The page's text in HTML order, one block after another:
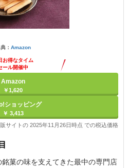
： Amazon
お得なタイム
ール開催中
Amazon
￥1,620
ショッピング
￥ 3,413
サイトの 2025年11月26日時点 での税込価格
菓の味を支えてきた最中の専門店